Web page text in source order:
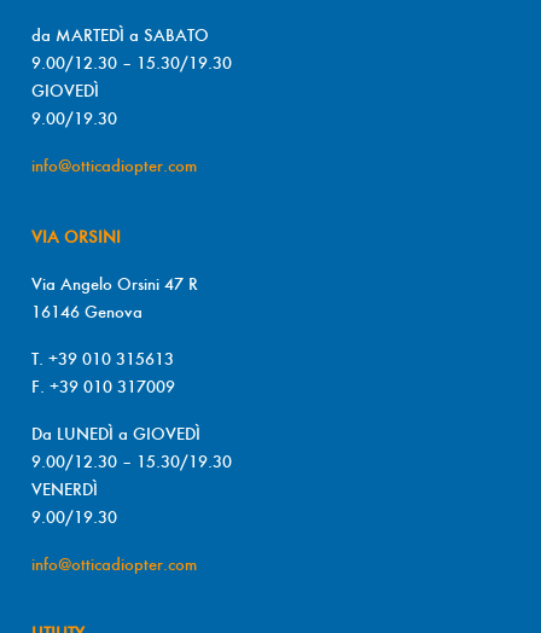
da MARTEDÌ a SABATO
9.00/12.30 – 15.30/19.30
GIOVEDÌ
9.00/19.30
info@otticadiopter.com
VIA ORSINI
Via Angelo Orsini 47 R
16146 Genova
T. +39 010 315613
F. +39 010 317009
Da LUNEDÌ a GIOVEDÌ
9.00/12.30 – 15.30/19.30
VENERDÌ
9.00/19.30
info@otticadiopter.com